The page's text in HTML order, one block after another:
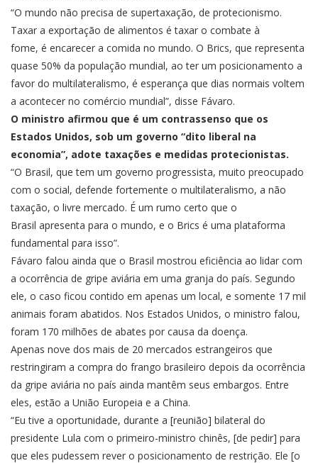
“O mundo não precisa de supertaxação, de protecionismo.
Taxar a exportação de alimentos é taxar o combate à
fome, é encarecer a comida no mundo. O Brics, que representa
quase 50% da população mundial, ao ter um posicionamento a
favor do multilateralismo, é esperança que dias normais voltem
a acontecer no comércio mundial”, disse Fávaro.
O ministro afirmou que é um contrassenso que os
Estados Unidos, sob um governo “dito liberal na
economia”, adote taxações e medidas protecionistas.
“O Brasil, que tem um governo progressista, muito preocupado
com o social, defende fortemente o multilateralismo, a não
taxação, o livre mercado. É um rumo certo que o
Brasil apresenta para o mundo, e o Brics é uma plataforma
fundamental para isso”.
Fávaro falou ainda que o Brasil mostrou eficiência ao lidar com
a ocorrência de gripe aviária em uma granja do país. Segundo
ele, o caso ficou contido em apenas um local, e somente 17 mil
animais foram abatidos. Nos Estados Unidos, o ministro falou,
foram 170 milhões de abates por causa da doença.
Apenas nove dos mais de 20 mercados estrangeiros que
restringiram a compra do frango brasileiro depois da ocorrência
da gripe aviária no país ainda mantêm seus embargos. Entre
eles, estão a União Europeia e a China.
“Eu tive a oportunidade, durante a [reunião] bilateral do
presidente Lula com o primeiro-ministro chinês, [de pedir] para
que eles pudessem rever o posicionamento de restrição. Ele [o